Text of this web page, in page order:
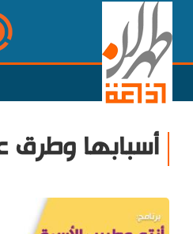
أسبابها وطرق